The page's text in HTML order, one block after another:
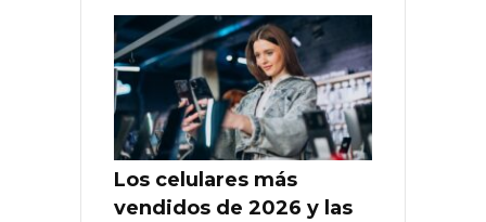
Los celulares más
vendidos de 2026 y las